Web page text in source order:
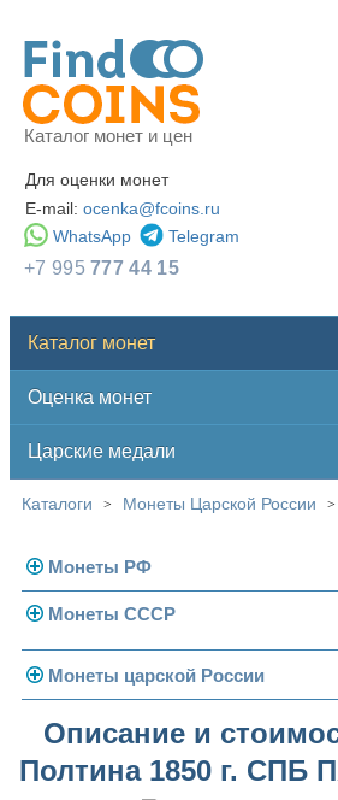
Каталог монет и цен
Для оценки монет
E-mail: ocenka@fcoins.ru
WhatsApp
Telegram
+7 995777 44 15
Каталог монет
Оценка монет
Царские медали
Каталоги > Монеты Царской России >
Монеты РФ
Современная Россия
Монеты 1991-1993 гг.
Монеты СССР
Погодовка СССР
Монеты 1958 года
Золотые червонцы
Монеты царской России
Николай II (1894-1917)
Золото
Александр III (1881-1894)
Описание и
Полтина 1850 г. СПБ